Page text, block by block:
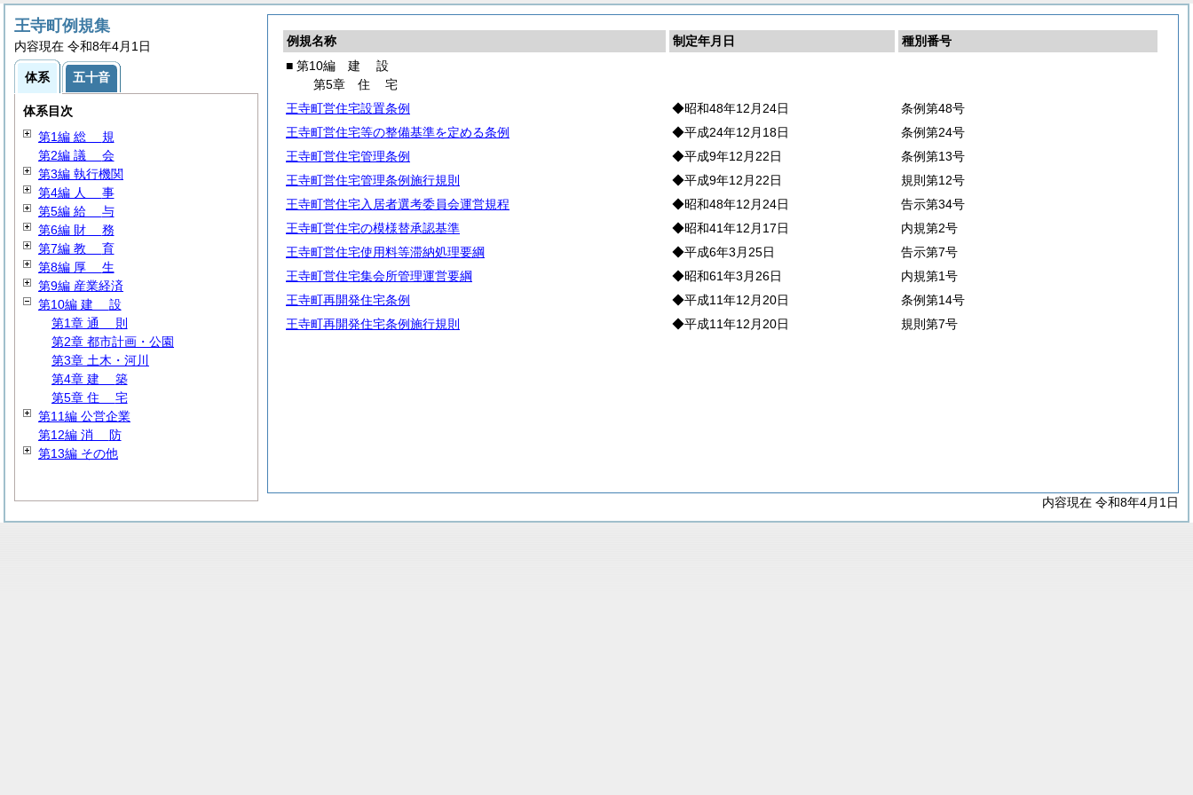
例規名称 制定年月日
種別番号
■ 第10編 建 設
第5章 住宅
王寺町営住宅設置条例
◆昭和48年12月24日
条例第48号
王寺町営住宅等の整備基準を定める条例
◆平成24年12月18日
条例第24号
王寺町営住宅管理条例
◆平成9年12月22日
条例第13号
王寺町営住宅管理条例施行規則
◆平成9年12月22日
規則第12号
王寺町営住宅入居者選考委員会運営規程
◆昭和48年12月24日
告示第34号
王寺町営住宅の模様替承認基準
◆昭和41年12月17日
内規第2号
王寺町営住宅使用料等滞納処理要綱
◆平成6年3月25日
告示第7号
王寺町営住宅集会所管理運営要綱
◆昭和61年3月26日
内規第1号
王寺町再開発住宅条例
◆平成11年12月20日
条例第14号
王寺町再開発住宅条例施行規則
◆平成11年12月20日 規則第7号
内容現在 令和8年4月1日
王寺町例規集
内容現在 令和8年4月1日
体系 五十音
体系目次
第1編 総 規
第2編 議 会
第3編 執行機関
第4編 人 事
第5編 給 与
第6編 財 務
第7編 教 育
第8編 厚 生
第9編 産業経済
第10編 建 設
第1章 通 則
第2章 都市計画・公園
第3章 土木・河川
第4章 建 築
第5章 住 宅
第11編 公営企業
第12編 消 防
第13編 その他